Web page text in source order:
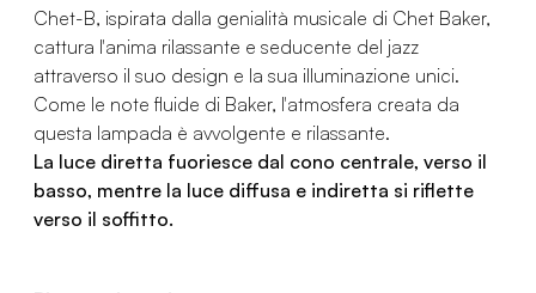
Chet-B, ispirata dalla genialità musicale di Chet Baker,
cattura l'anima rilassante e seducente del jazz
attraverso il suo design e la sua illuminazione unici.
Come le note fluide di Baker, l'atmosfera creata da
questa lampada è avvolgente e rilassante.
La luce diretta fuoriesce dal cono centrale, verso il
basso, mentre la luce diffusa e indiretta si riflette
verso il soffitto.